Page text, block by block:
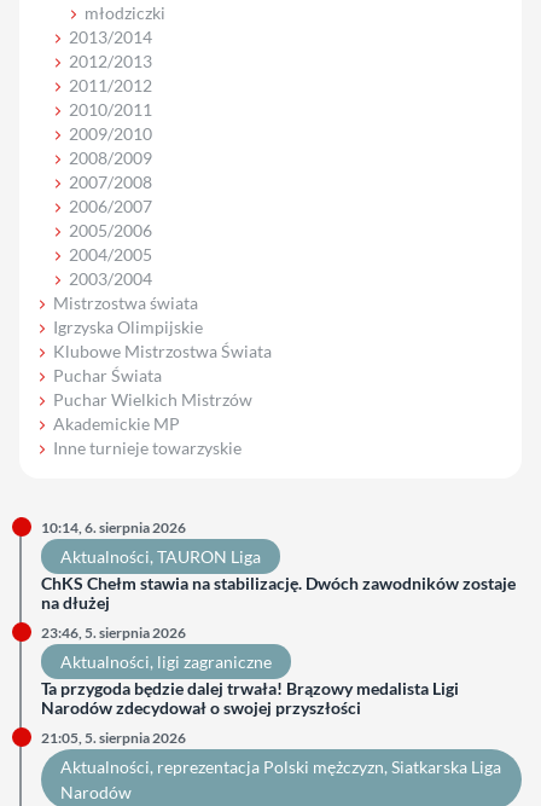
młodziczki
2013/2014
2012/2013
2011/2012
2010/2011
2009/2010
2008/2009
2007/2008
2006/2007
2005/2006
2004/2005
2003/2004
Mistrzostwa świata
Igrzyska Olimpijskie
Klubowe Mistrzostwa Świata
Puchar Świata
Puchar Wielkich Mistrzów
Akademickie MP
Inne turnieje towarzyskie
10:14, 6. sierpnia 2026
Aktualności, TAURON Liga
ChKS Chełm stawia na stabilizację. Dwóch zawodników zostaje
na dłużej
23:46, 5. sierpnia 2026
Aktualności, ligi zagraniczne
Ta przygoda będzie dalej trwała! Brązowy medalista Ligi
Narodów zdecydował o swojej przyszłości
21:05, 5. sierpnia 2026
Aktualności, reprezentacja Polski mężczyzn, Siatkarska Liga
Narodów